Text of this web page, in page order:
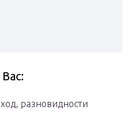
разновидности